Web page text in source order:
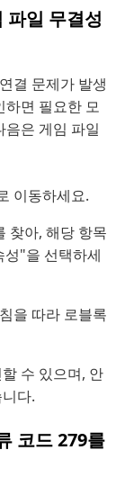
파일 무결성
결 문제가 발생
하면 필요한 모
은 게임 파일
이동하세요.
찾아, 해당 항목
"을 선택하세
을 따라 로블록
수 있으며, 안
다.
코드 279를